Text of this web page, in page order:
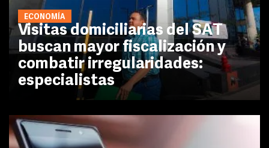
ECONOMÍA
Visitas domiciliarias del SAT
buscan mayor fiscalización y
combatir irregularidades:
especialistas